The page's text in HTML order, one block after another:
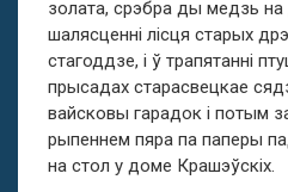
золата, срэбра ды медзь
шалясценні лісця старых
стагоддзе, і ў трапятанні
прысадах старасвецкае
вайсковы гарадок і потым
рыпеннем пяра па паперы
на стол у доме Крашэўскіх.